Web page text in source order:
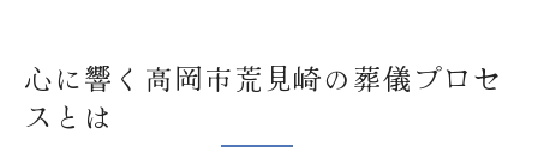
心に響く高岡市荒見崎の葬儀プロセ
スとは